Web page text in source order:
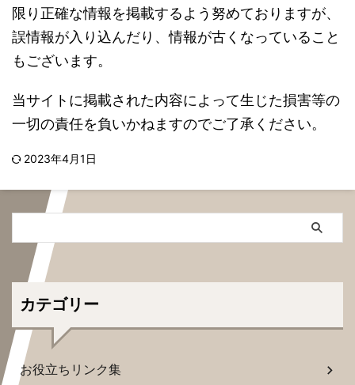
限り正確な情報を掲載するよう努めておりますが、
誤情報が入り込んだり、情報が古くなっていること
もございます。
当サイトに掲載された内容によって生じた損害等の
一切の責任を負いかねますのでご了承ください。
2023年4月1日
カテゴリー
お役立ちリンク集